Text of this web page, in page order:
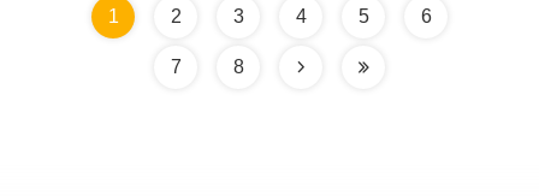
1 2 3 4 5 6
7 8